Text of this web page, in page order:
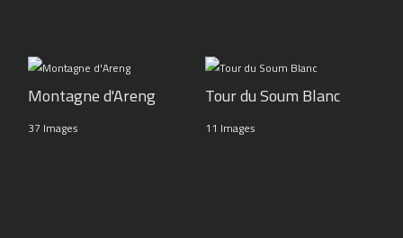
Montagne d'Areng
37 Images
Tour du Soum Blanc
11 Images